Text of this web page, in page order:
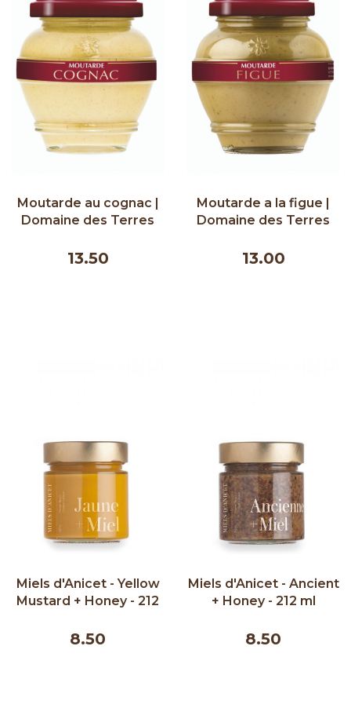
Moutarde au cognac |
Domaine des Terres
13.50
Moutarde a la figue |
Domaine des Terres
13.00
Miels d'Anicet - Yellow
Mustard + Honey - 212
8.50
Miels d'Anicet - Ancient
+ Honey - 212 ml
8.50